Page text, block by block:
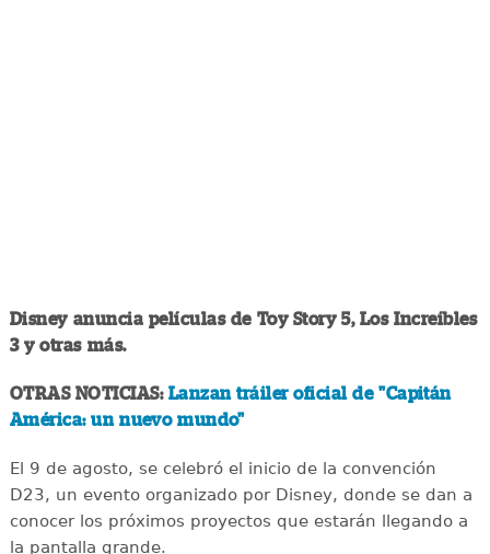
Disney anuncia películas de Toy Story 5, Los Increíbles
3 y otras más.
OTRAS NOTICIAS:Lanzan tráiler oficial de "Capitán
América: un nuevo mundo"
El 9 de agosto, se celebró el inicio de la convención
D23, un evento organizado por Disney, donde se dan a
conocer los próximos proyectos que estarán llegando a
la pantalla grande.